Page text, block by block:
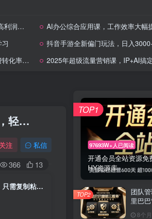
润1-4w
AI办公综合应用课，工作效率大幅
抖音手游全新偏门玩法，日入
力成交 2025年超级流量营销课，IP+AI搞定生意，开启AI增收路径 直击
轻…
关注 私信
366 13
小红书美女哄睡玩法3.0，日引200+高质量年轻男女粉，只需复制粘贴，轻…
97693W+人已阅读
开通会员全站资源免
HY资源库
TOP1
团队
里巴
8个
TOP2